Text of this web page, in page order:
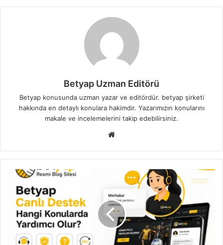
Betyap Uzman Editörü
Betyap konusunda uzman yazar ve editördür. betyap şirketi
hakkında en detaylı konulara hakimdir. Yazarımızın konularını
makale ve incelemelerini takip edebilirsiniz.
Betyap
Canlı
Destek
Hangi
Konularda
Yardımcı
Olur?